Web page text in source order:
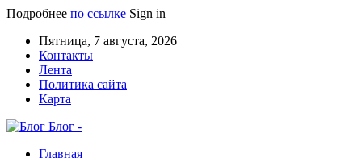
Подробнее по ссылке Sign in
Пятница, 7 августа, 2026
Контакты
Лента
Политика сайта
Карта
Блог -
Главная